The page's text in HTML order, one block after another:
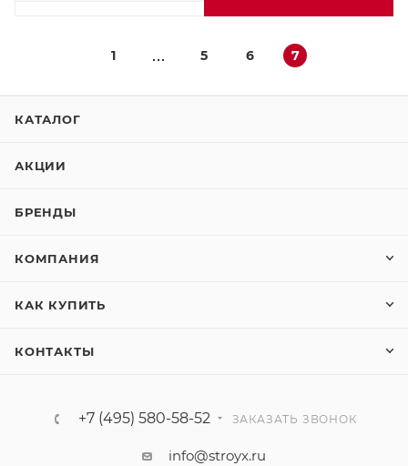
1 5 6 7
КАТАЛОГ
АКЦИИ
БРЕНДЫ
КОМПАНИЯ
КАК КУПИТЬ
КОНТАКТЫ
+7 (495) 580-58-52 ЗАКАЗАТЬ ЗВОНОК
info@stroyx.ru